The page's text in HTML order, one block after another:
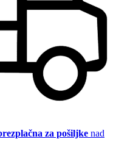
za pošiljke nad